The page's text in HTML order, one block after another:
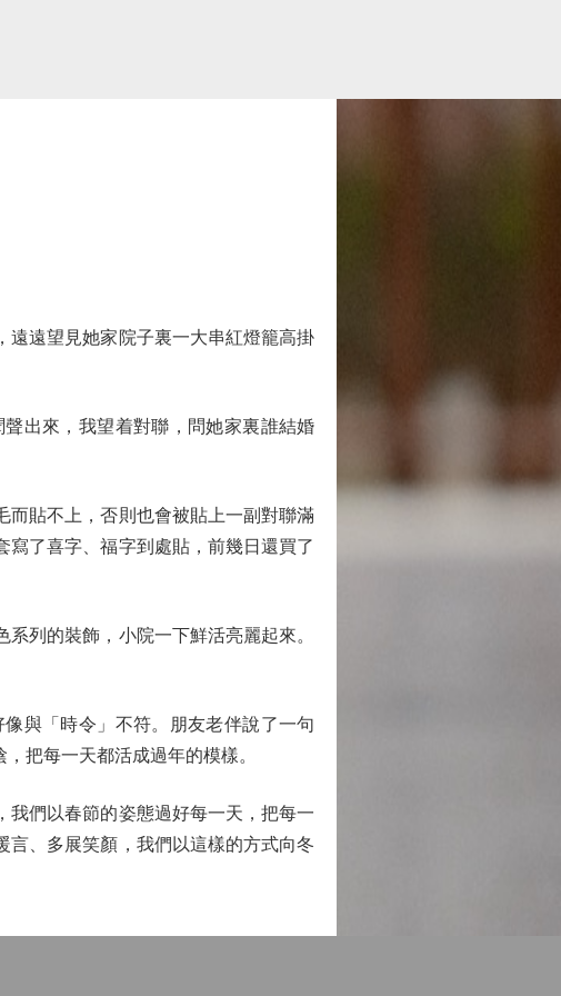
遠望見她家院子裏一大串紅燈籠高掛
出來，我望着對聯，問她家裏誰結婚
貼不上，否則也會被貼上一副對聯滿
了喜字、福字到處貼，前幾日還買了
列的裝飾，小院一下鮮活亮麗起來。
與「時令」不符。朋友老伴說了一句
把每一天都活成過年的模樣。
們以春節的姿態過好每一天，把每一
言、多展笑顏，我們以這樣的方式向冬